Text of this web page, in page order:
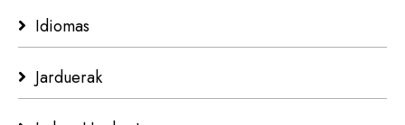
Idiomas
Jarduerak